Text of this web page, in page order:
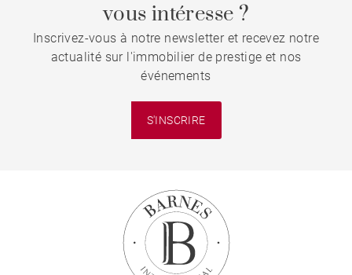
vous intéresse ?
Inscrivez-vous à notre newsletter et recevez notre
actualité sur l'immobilier de prestige et nos
événements
S'INSCRIRE